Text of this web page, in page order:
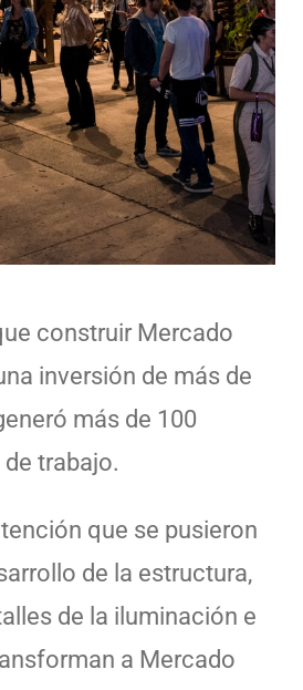
construir Mercado
inversión de más de
más de 100
trabajo.
que se pusieron
de la estructura,
de la iluminación e
a Mercado